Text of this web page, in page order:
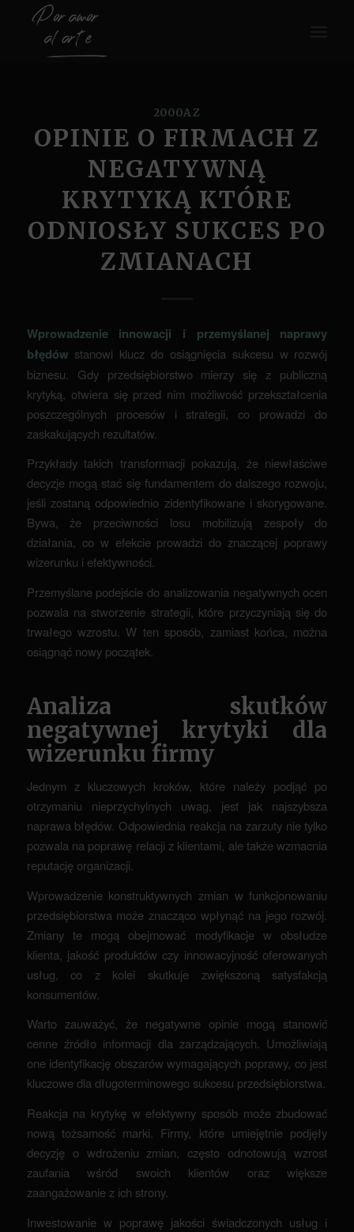
2000A Z
OPINIE O FIRMACH Z
NEGATYWNĄ
KRYTYKĄ KTÓRE
ODNIOSŁY SUKCES PO
ZMIANACH
Wprowadzenie innowacji i przemyślanej naprawy
błędów stanowi klucz do osiągnięcia sukcesu w rozwój
biznesu. Gdy przedsiębiorstwo mierzy się z publiczną
krytyką, otwiera się przed nim możliwość przekształcenia
poszczególnych procesów i strategii, co prowadzi do
zaskakujących rezultatów.
Przykłady takich transformacji pokazują, że niewłaściwe
decyzje mogą stać się fundamentem do dalszego rozwoju,
jeśli zostaną odpowiednio zidentyfikowane i skorygowane.
Bywa, że przeciwności losu mobilizują zespoły do
działania, co w efekcie prowadzi do znaczącej poprawy
wizerunku i efektywności.
Przemyślane podejście do analizowania negatywnych ocen
pozwala na stworzenie strategii, które przyczyniają się do
trwałego wzrostu. W ten sposób, zamiast końca, można
osiągnąć nowy początek.
Analiza skutków
negatywnej krytyki dla
wizerunku firmy
Jednym z kluczowych kroków, które należy podjąć po
otrzymaniu nieprzychylnych uwag, jest jak najszybsza
naprawa błędów. Odpowiednia reakcja na zarzuty nie tylko
pozwala na poprawę relacji z klientami, ale także wzmacnia
reputację organizacji.
Wprowadzenie konstruktywnych zmian w funkcjonowaniu
przedsiębiorstwa może znacząco wpłynąć na jego rozwój.
Zmiany te mogą obejmować modyfikacje w obsłudze
klienta, jakość produktów czy innowacyjność oferowanych
usług, co z kolei skutkuje zwiększoną satysfakcją
konsumentów.
Warto zauważyć, że negatywne opinie mogą stanowić
cenne źródło informacji dla zarządzających. Umożliwiają
one identyfikację obszarów wymagających poprawy, co jest
kluczowe dla długoterminowego sukcesu przedsiębiorstwa.
Reakcja na krytykę w efektywny sposób może zbudować
nową tożsamość marki. Firmy, które umiejętnie podjęły
decyzję o wdrożeniu zmian, często odnotowują wzrost
zaufania wśród swoich klientów oraz większe
zaangażowanie z ich strony.
Inwestowanie w poprawę jakości świadczonych usług i